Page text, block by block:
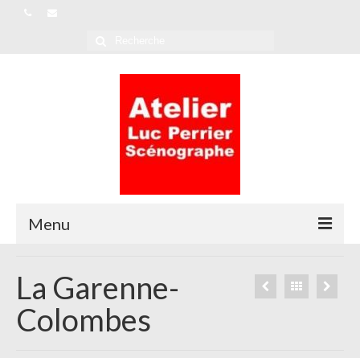
Menu
Références
Actualités
La Garenne-
Colombes